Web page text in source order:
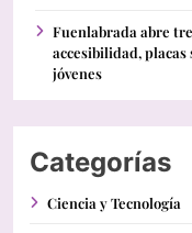
Fuenlabrada abre
accesibilidad, placas
jóvenes
Categorías
Ciencia y Tecnología